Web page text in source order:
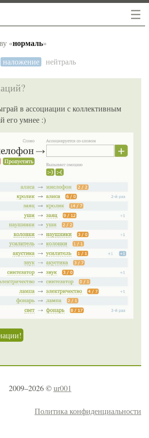
☰
«нормаль»
наложение нейтраль
в ассоциации с коллективным
его умнее :)
2009–2026 ©ur001
Политика конфиденциальности